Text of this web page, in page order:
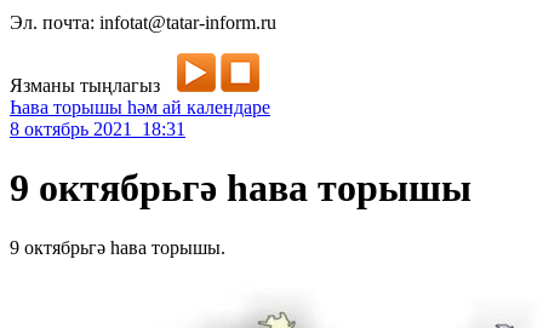
Эл. почта: infotat@tatar-inform.ru
Язманы тыңлагыз
Һава торышы һәм ай календаре
8 октябрь 2021 18:31
9 октябрьгә һава торышы
9 октябрьгә һава торышы.